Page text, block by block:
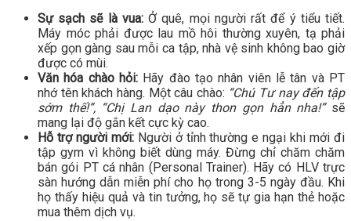
Sự sạch sẽ là vua:Ở quê, mọi người rất để ý tiểu tiết.
Máy móc phải được lau mồ hôi thường xuyên, tạ phải
xếp gọn gàng sau mỗi ca tập, nhà vệ sinh không bao giờ
được có mùi.
Văn hóa chào hỏi: Hãy đào tạo nhân viên lễ tân và PT
nhớ tên khách hàng. Một câu chào: “Chú Tư nay đến tập
sớm thế!”, “Chị Lan dạo này thon gọn hẳn nha!”sẽ
mang lại độ gắn kết cực kỳ cao.
Hỗ trợ người mới:Người ở tỉnh thường e ngại khi mới đi
tập gym vì không biết dùng máy. Đừng chỉ chăm chăm
bán gói PT cá nhân (Personal Trainer). Hãy có HLV trực
sàn hướng dẫn miễn phí cho họ trong 3-5 ngày đầu. Khi
họ thấy hiệu quả và tin tưởng, họ sẽ tự gia hạn thẻ hoặc
mua thêm dịch vụ.